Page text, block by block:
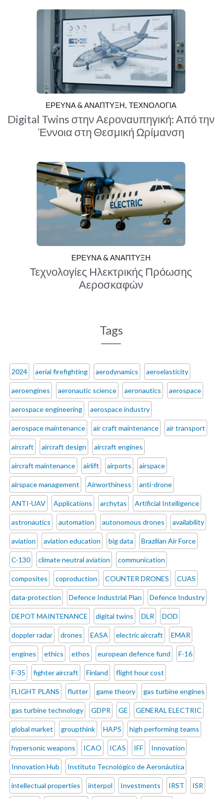
ΕΡΕΥΝΑ & ΑΝΑΠΤΥΞΗ ΤΕΧΝΟΛΟΓΙΑ
Digital Twins στην Αεροναυπηγική: Από την
Έννοια στη Θεσμική Ωρίμανση
ΕΡΕΥΝΑ & ΑΝΑΠΤΥΞΗ
Τεχνολογίες Ηλεκτρικής Πρόωσης
Αεροσκαφών
Tags
2024 aerial firefighting aerodynamics aeroelasticity
aeroengines aeronautic science aeronautics aerospace
aerospace engineering aerospace industry
aerospace maintenance air craft maintenance air transport
aircraft aircraft design aircraft engines
aircraft maintenance airlift airports airspace
airspace management Airworthiness anti-drone
ANTI-UAV Applications archytas Artificial Intelligence
astronautics automation autonomous drones availability
aviation aviation education big data Brazilian Air Force
C-130 climate neutral aviation communication
composites coproduction COUNTER DRONES CUAS
data-protection Defence Industrial Plan Defence Industry
DEPOT MAINTENANCE digital twins DLR DOD
doppler radar drones EASA electric aircraft EMAR
engines ethics ethos european defence fund F-16
F-35 fighter aircraft Finland flight hour cost
FLIGHT PLANS flutter game theory gas turbine engines
gas turbine technology GDPR GE GENERAL ELECTRIC
global market groupthink HAPS high performing teams
hypersonic weapons ICAO ICAS IFF Innovation
Innovation Hub Instituto Tecnológico de Aeronáutica
intellectual properties interpol Investments IRST ISR